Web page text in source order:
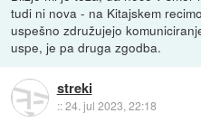
tudi ni nova - na Kitajskem
uspešno združujejo
uspe, je pa druga zgodba.
streki
::24. jul 2023, 22:18